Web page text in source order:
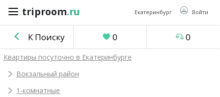
triproom.ru Екатеринбург Войти
triproom .ru
Российский
Войти / Зарегистрироваться
К Поиску 0 0
Квартиры посуточно в Екатеринбурге
Вокзальный район
1-комнатные